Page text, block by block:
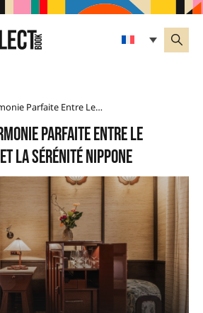
Hôtel Hana, L’harmonie Parfaite Entre Le Charme Parisien Et La Sérénité Nippone
parfaite entre le
la sérénité nippone